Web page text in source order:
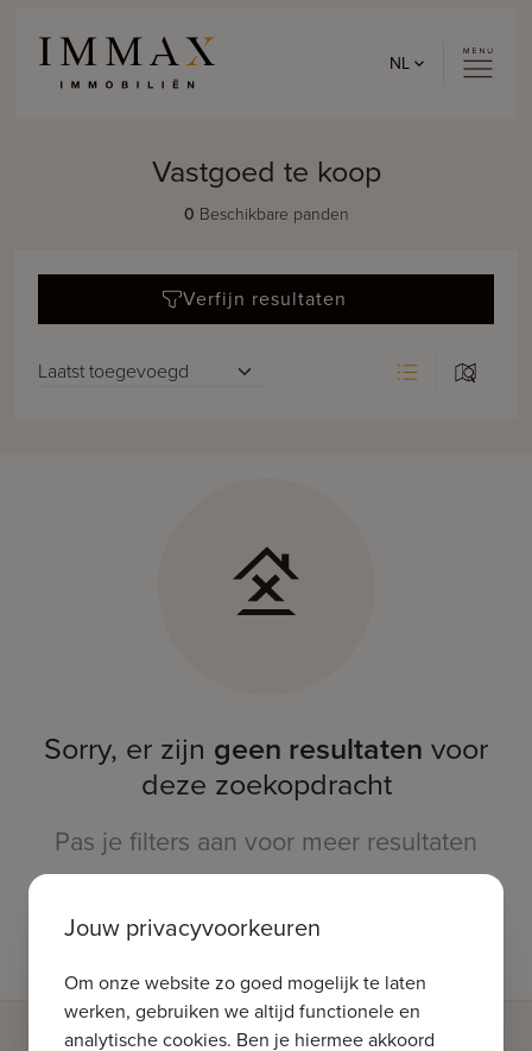
NL
Vastgoed te koop
0 Beschikbare panden
Verfijn resultaten
Sorry, er zijn geen resultaten voor
deze zoekopdracht
Pas je filters aan voor meer resultaten
Jouw privacyvoorkeuren
Om onze website zo goed mogelijk te laten
werken, gebruiken we altijd functionele en
analytische cookies. Ben je hiermee akkoord